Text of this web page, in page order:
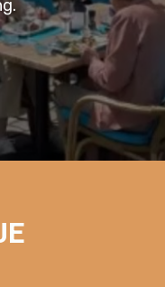
samen op ons
een cocktail en